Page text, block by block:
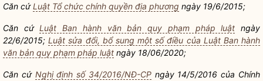
Căn cứLuật Tổ chức chính quyền địa phương ngày 19/6/2015;
Căn cứLuật Ban hành văn bản quy phạm pháp luật ngày
22/6/2015;Luật sửa đổi, bổ sung một số điều của Luật Ban hành
văn bản quy phạm pháp luật ngày 18/06/2020;
Căn cứ Nghị định số 34/2016/NĐ-CPngày 14/5/2016 của Chính